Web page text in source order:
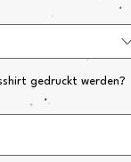
gedruckt werden?